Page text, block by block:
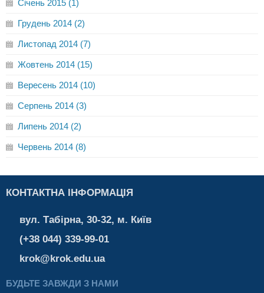
Січень 2015 (1)
Грудень 2014 (2)
Листопад 2014 (7)
Жовтень 2014 (15)
Вересень 2014 (10)
Серпень 2014 (3)
Липень 2014 (2)
Червень 2014 (8)
КОНТАКТНА ІНФОРМАЦІЯ
вул. Табірна, 30-32, м. Київ
(+38 044) 339-99-01
krok@krok.edu.ua
БУДЬТЕ ЗАВЖДИ З НАМИ